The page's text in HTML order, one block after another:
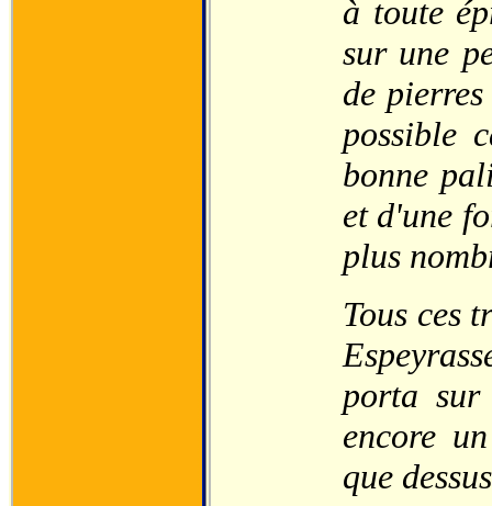
à toute
sur une
de
possible
bonne
et d'une
plus
Tous ces
porta
encore
que